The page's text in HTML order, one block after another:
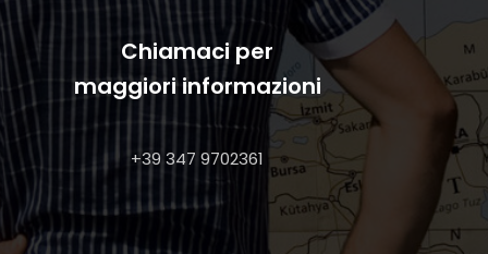
Chiamaci per
maggiori informazioni
+39 347 9702361